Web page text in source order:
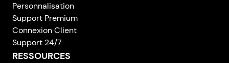
Personnalisation
Support Premium
Connexion Client
Support 24/7
RESSOURCES